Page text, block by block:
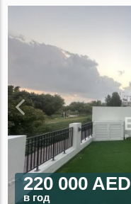
220 000 AED
в год